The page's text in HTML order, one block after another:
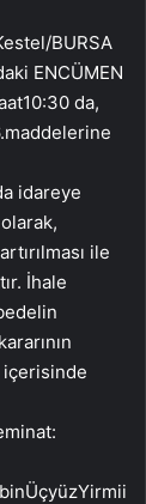
BURSA
ENCÜMEN
da,
idareye
ile
İhale